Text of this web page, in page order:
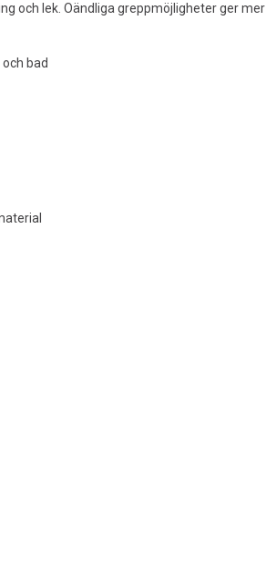
och lek. Oändliga greppmöjligheter ger mer
bad